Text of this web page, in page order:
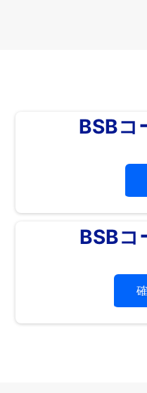
BSBコ
BSBコ